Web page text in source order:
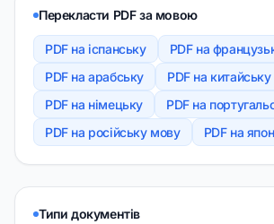
Перекласти PDF за мовою
PDF на іспанську
PDF на
PDF на арабську
PDF на китайську
PDF на німецьку
PDF на
PDF на російську мову
PDF на
Типи документів